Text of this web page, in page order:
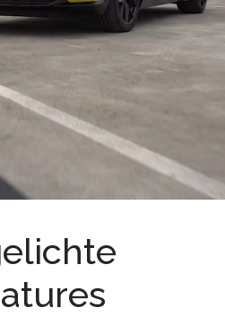
en ontdek waar
gaat kloppen.
Automotive.